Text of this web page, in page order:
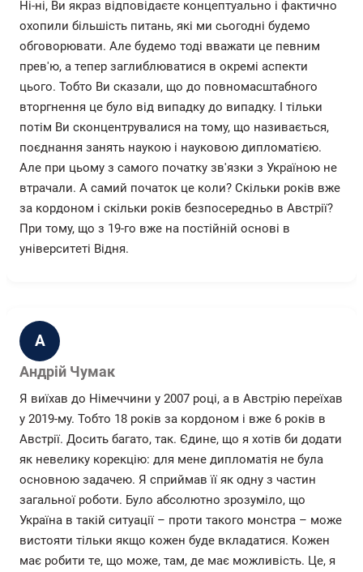
Ні-ні, Ви якраз відповідаєте концептуально і фактично
охопили більшість питань, які ми сьогодні будемо
обговорювати. Але будемо тоді вважати це певним
прев'ю, а тепер заглиблюватися в окремі аспекти
цього. Тобто Ви сказали, що до повномасштабного
вторгнення це було від випадку до випадку. І тільки
потім Ви сконцентрувалися на тому, що називається,
поєднання занять наукою і науковою дипломатією.
Але при цьому з самого початку зв'язки з Україною не
втрачали. А самий початок це коли? Скільки років вже
за кордоном і скільки років безпосередньо в Австрії?
При тому, що з 19-го вже на постійній основі в
університеті Відня.
А
Андрій Чумак
Я виїхав до Німеччини у 2007 році, а в Австрію переїхав
у 2019-му. Тобто 18 років за кордоном і вже 6 років в
Австрії. Досить багато, так. Єдине, що я хотів би додати
як невелику корекцію: для мене дипломатія не була
основною задачею. Я сприймав її як одну з частин
загальної роботи. Було абсолютно зрозуміло, що
Україна в такій ситуації – проти такого монстра – може
вистояти тільки якщо кожен буде вкладатися. Кожен
має робити те, що може, там, де має можливість. Це, я